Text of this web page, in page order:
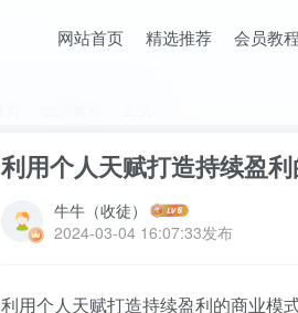
网站首页 精选推荐 会员教程
利用个人天赋打造持续盈
牛牛（收徒）
2024-03-04 16:07:33发布
利用个人天赋打造持续盈利的商业模